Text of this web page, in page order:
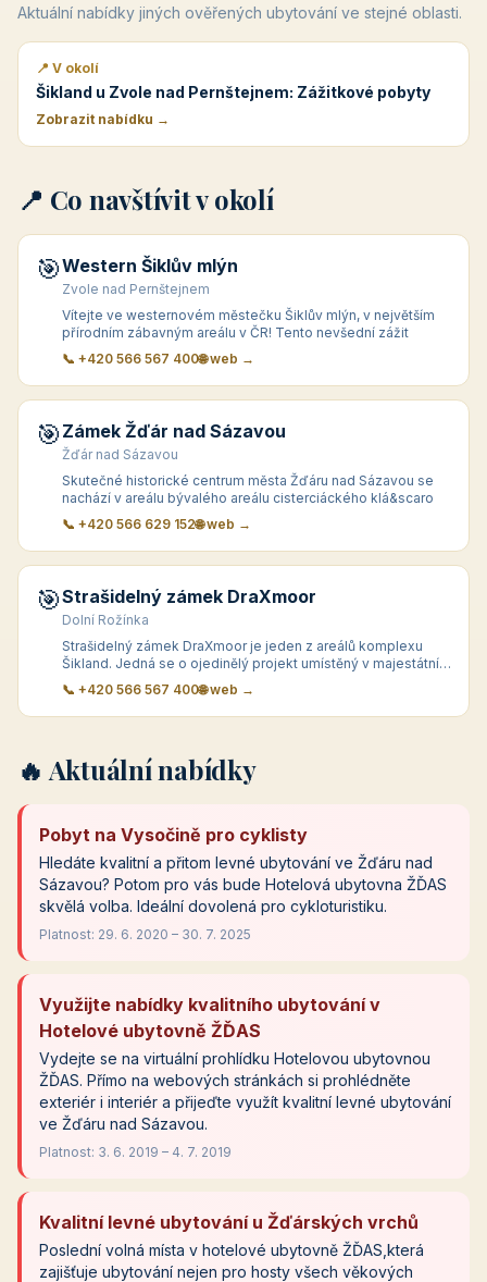
Aktuální nabídky jiných ověřených ubytování ve stejné oblasti.
📍 V okolí
Šikland u Zvole nad Pernštejnem: Zážitkové pobyty
Zobrazit nabídku →
📍 Co navštívit v okolí
🎯Western Šiklův mlýn
Zvole nad Pernštejnem
Vítejte ve westernovém městečku Šiklův mlýn, v největším
přírodním zábavným areálu v ČR! Tento nevšední zážit
📞 +420 566 567 400🌐 web →
🎯 Zámek Žďár nad Sázavou
Žďár nad Sázavou
Skutečné historické centrum města Žďáru nad Sázavou se
nachází v areálu bývalého areálu cisterciáckého klá&scaro
📞 +420 566 629 152🌐 web →
🎯Strašidelný zámek DraXmoor
Dolní Rožínka
Strašidelný zámek DraXmoor je jeden z areálů komplexu
Šikland. Jedná se o ojedinělý projekt umístěný v majestátní
budově b&yac
📞 +420 566 567 400🌐 web →
🔥 Aktuální nabídky
Pobyt na Vysočině pro cyklisty
Hledáte kvalitní a přitom levné ubytování ve Žďáru nad
Sázavou? Potom pro vás bude Hotelová ubytovna ŽĎAS
skvělá volba. Ideální dovolená pro cykloturistiku.
Platnost: 29. 6. 2020 – 30. 7. 2025
Využijte nabídky kvalitního ubytování v
Hotelové ubytovně ŽĎAS
Vydejte se na virtuální prohlídku Hotelovou ubytovnou
ŽĎAS. Přímo na webových stránkách si prohlédněte
exteriér i interiér a přijeďte využít kvalitní levné ubytování
ve Žďáru nad Sázavou.
Platnost: 3. 6. 2019 – 4. 7. 2019
Kvalitní levné ubytování u Žďárských vrchů
Poslední volná místa v hotelové ubytovně ŽĎAS,která
zajišťuje ubytování nejen pro hosty všech věkových